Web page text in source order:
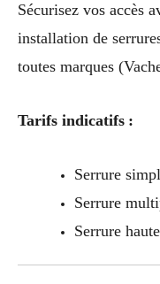
Sécurisez vos accès
installation de
toutes marques
Tarifs indicatifs :
Serrure
Serrure
Serrure